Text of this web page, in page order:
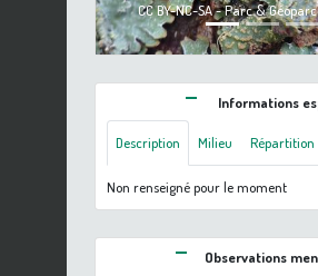
CC BY-NC-SA - Parc &
Informations
Description Milieu Répartition
Non renseigné pour le moment
Observations